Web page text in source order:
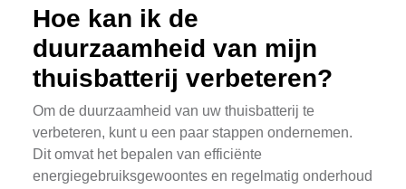
Hoe kan ik de
duurzaamheid van mijn
thuisbatterij verbeteren?
Om de duurzaamheid van uw thuisbatterij te
verbeteren, kunt u een paar stappen ondernemen.
Dit omvat het bepalen van efficiënte
energiegebruiksgewoontes en regelmatig onderhoud